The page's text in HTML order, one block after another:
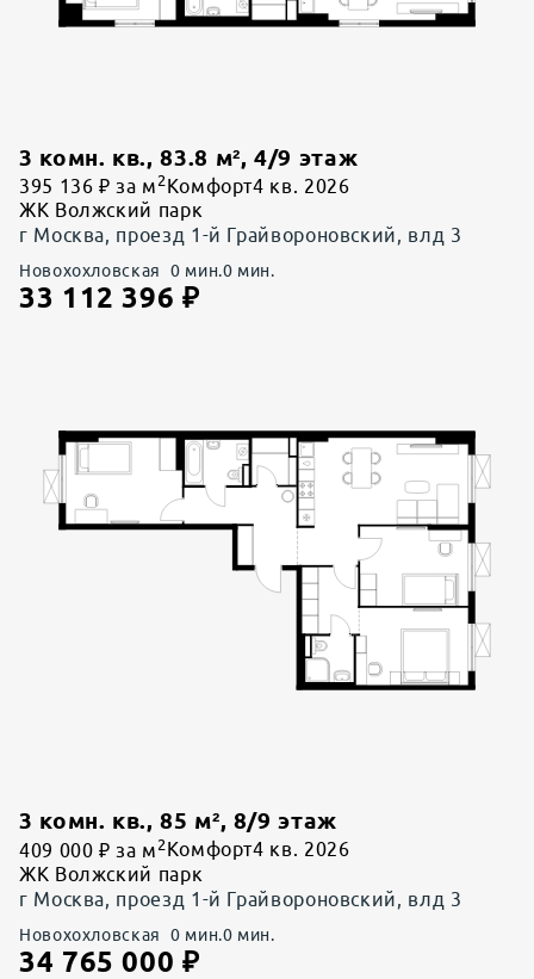
3 комн. кв., 83.8 м²,4/9 этаж
395 136 ₽ за м 2 Комфорт4 кв. 2026
ЖК Волжский парк
г Москва, проезд 1-й Грайвороновский, влд 3
Новохохловская 0 мин.0 мин.
33 112 396 ₽
3 комн. кв., 85 м², 8/9 этаж
409 000 ₽ за м 2 Комфорт4 кв. 2026
ЖК Волжский парк
г Москва, проезд 1-й Грайвороновский, влд 3
Новохохловская 0 мин.0 мин.
34 765 000 ₽